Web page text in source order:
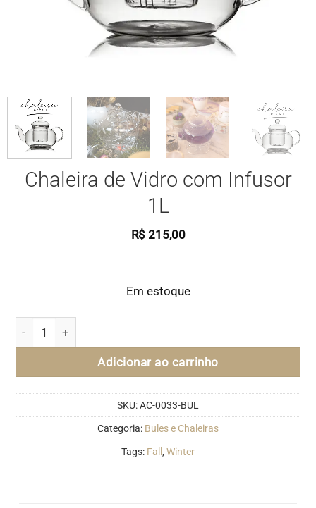
Chaleira de Vidro com Infusor
1L
R$215,00
Em estoque
Adicionar ao carrinho
SKU:AC-0033-BUL
Categoria: Bules e Chaleiras
Tags: Fall , Winter